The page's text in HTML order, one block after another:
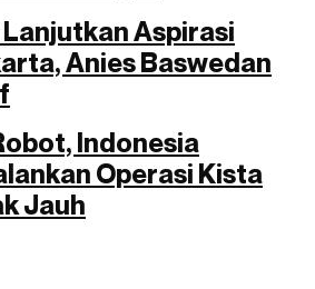
Aspirasi
Anies Baswedan
Indonesia
Operasi Kista
Jauh